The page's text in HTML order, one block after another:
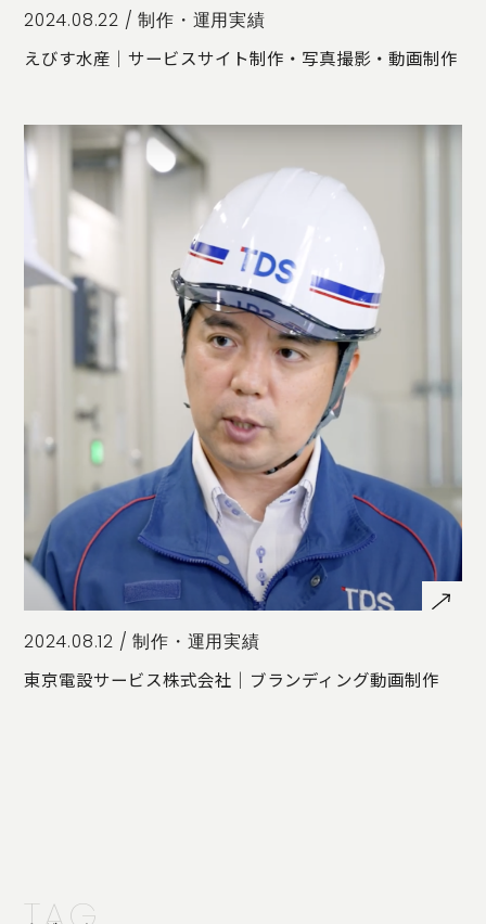
2024.08.22 /制作・運用実績
えびす水産｜サービスサイト制作・写真撮影・動画制作
2024.08.12 /制作・運用実績
東京電設サービス株式会社｜ブランディング動画制作